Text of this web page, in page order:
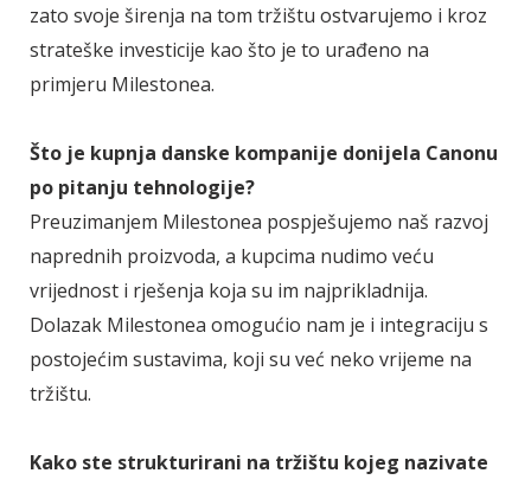
zato svoje širenja na tom tržištu ostvarujemo i kroz
strateške investicije kao što je to urađeno na
primjeru Milestonea.
Što je kupnja danske kompanije donijela Canonu
po pitanju tehnologije?
Preuzimanjem Milestonea pospješujemo naš razvoj
naprednih proizvoda, a kupcima nudimo veću
vrijednost i rješenja koja su im najprikladnija.
Dolazak Milestonea omogućio nam je i integraciju s
postojećim sustavima, koji su već neko vrijeme na
tržištu.
Kako ste strukturirani na tržištu kojeg nazivate